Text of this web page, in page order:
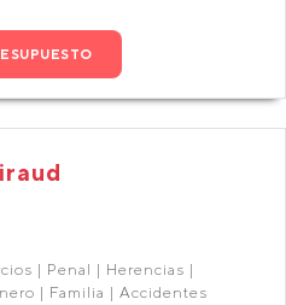
| Penal | Herencias |
| Familia | Accidentes